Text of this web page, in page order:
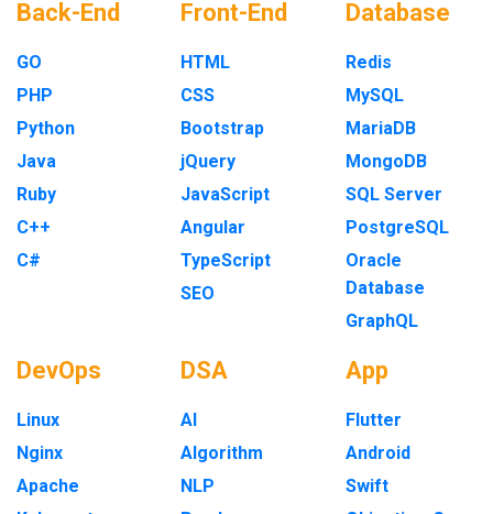
Back-End
GO
PHP
Python
Java
Ruby
C++
C#
Front-End
HTML
CSS
Bootstrap
jQuery
JavaScript
Angular
TypeScript
SEO
Database
Redis
MySQL
MariaDB
MongoDB
SQL Server
PostgreSQL
Oracle
Database
GraphQL
DevOps
Linux
Nginx
Apache
DSA
AI
Algorithm
NLP
App
Flutter
Android
Swift